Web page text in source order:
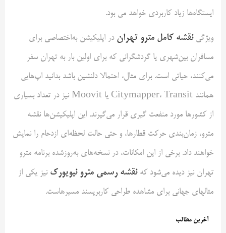
ایستگاه‌ها زیاد کاربردی خواهد می بود.
ویژگینقشه کامل مترو تهران در اپلیکیشن به‌اختصاصی برای
مسافران بین‌شهری یا گردشگرانی که برای اولین بار به تهران سفر
می‌کنند، حیاتی است. برای مثال، احتمالا دلنشین باشد بدانید اپ‌هایی
همانند Citymapper، Transit یا Moovit نیز در تعداد بسیاری
از کشورها مورد منفعت گیری قرار می‌گیرند. این اپلیکیشن‌ها نقشه
مترو، زمان‌بندی حرکت قطارها، و حتی حالت لحظه‌ای ازدحام را نمایش
خواهند داد. برخی از این امکانات، در نسخه‌های به‌روزشده برنامه مترو
تهران نیز دیده می‌شود کهنقشه رسمی مترو نیویورک نیز یکی از
مثالهای جهانی برای مشاهده طراحی کاربرپسند مسیرهاست.
آخرین مطالب